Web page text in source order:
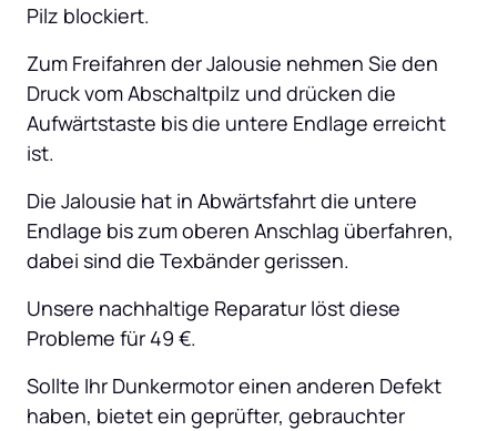
Pilz blockiert.
Zum Freifahren der Jalousie nehmen Sie den
Druck vom Abschaltpilz und drücken die
Aufwärtstaste bis die untere Endlage erreicht
ist.
Die Jalousie hat in Abwärtsfahrt die untere
Endlage bis zum oberen Anschlag überfahren,
dabei sind die Texbänder gerissen.
Unsere nachhaltige Reparatur löst diese
Probleme für 49 €.
Sollte Ihr Dunkermotor einen anderen Defekt
haben, bietet ein geprüfter, gebrauchter